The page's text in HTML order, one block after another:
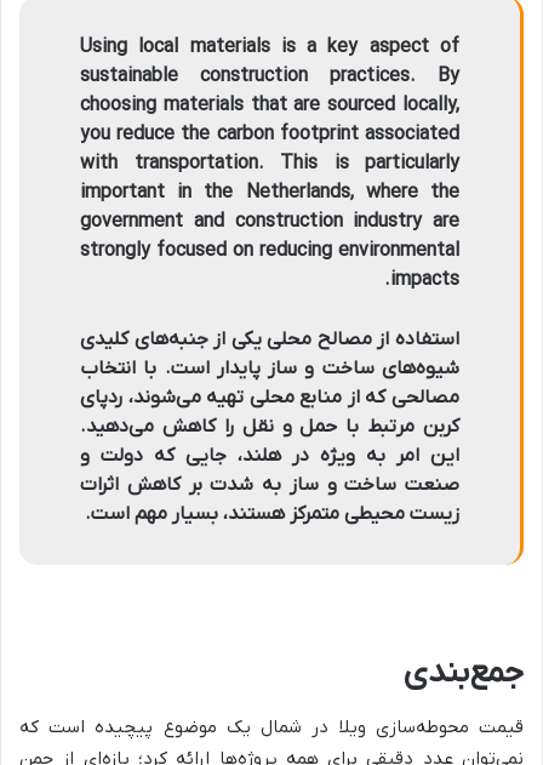
Using local materials is a key aspect of
sustainable construction practices. By
choosing materials that are sourced locally,
you reduce the carbon footprint associated
with transportation. This is particularly
important in the Netherlands, where the
government and construction industry are
strongly focused on reducing environmental
impacts
.
استفاده از مصالح محلی یکی از جنبه‌های کلیدی
شیوه‌های ساخت و ساز پایدار است. با انتخاب
مصالحی که از منابع محلی تهیه می‌شوند، ردپای
کربن مرتبط با حمل و نقل را کاهش می‌دهید.
این امر به ویژه در هلند، جایی که دولت و
صنعت ساخت و ساز به شدت بر کاهش اثرات
زیست محیطی متمرکز هستند، بسیار مهم است.
جمع‌بندی
قیمت محوطه‌سازی ویلا در شمال یک موضوع پیچیده است که
نمی‌توان عدد دقیقی برای همه پروژه‌ها ارائه کرد؛ بازه‌ای از چمن